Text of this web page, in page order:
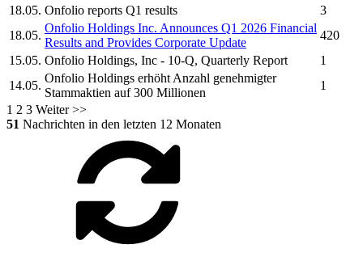
18.05. Onfolio reports Q1 results
3
18.05.
Onfolio Holdings Inc. Announces Q1 2026 Financial
Results and Provides Corporate Update
420
15.05. Onfolio Holdings, Inc - 10-Q, Quarterly Report
1
14.05.
Onfolio Holdings erhöht Anzahl genehmigter
Stammaktien auf 300 Millionen
1
1 2 3 Weiter >>
51 Nachrichten in den letzten 12 Monaten